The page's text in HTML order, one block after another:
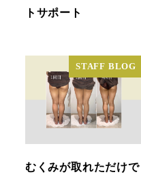
トサポート
STAFF BLOG
むくみが取れただけで